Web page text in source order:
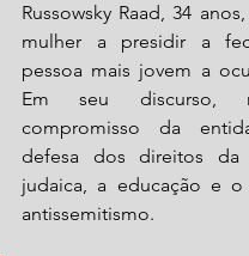
Russowsky Raad, 34
mulher a presidir a
pessoa mais jovem a
Em seu discurso,
compromisso da
defesa dos direitos da
judaica, a educação e
antissemitismo.